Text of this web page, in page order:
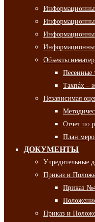
Объекты
Песенные
Тахпа́х –
Независимая
Отчет по
План
ДОКУМЕНТЫ
Учредительные
Приказ и
Приказ
Приказ и